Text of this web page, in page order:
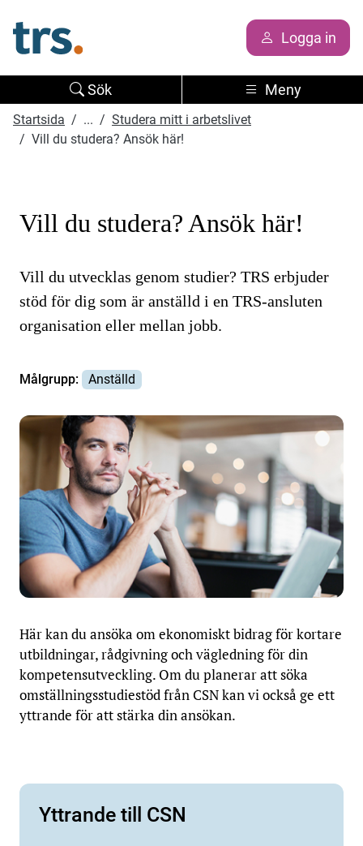
Logga in
Sök Meny
Startsida ...
Studera mitt i arbetslivet
Vill du studera? Ansök här!
Vill du studera? Ansök här!
Vill du utvecklas genom studier? TRS erbjuder
stöd för dig som är anställd i en TRS-ansluten
organisation eller mellan jobb.
Målgrupp: Anställd
Här kan du ansöka om ekonomiskt bidrag för kortare
utbildningar, rådgivning och vägledning för din
kompetensutveckling. Om du planerar att söka
omställningsstudiestöd från CSN kan vi också ge ett
yttrande för att stärka din ansökan.
Yttrande till CSN